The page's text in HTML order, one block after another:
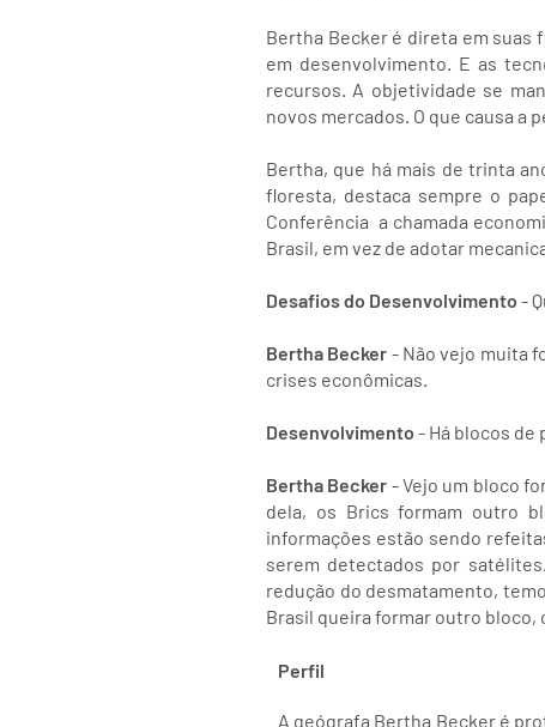
Bertha Becker é direta em suas
em desenvolvimento. E as
recursos. A objetividade se
novos mercados. O que causa a
Bertha, que há mais de trinta
floresta, destaca sempre o
Conferência  a chamada
Brasil, em vez de adotar
Desafios do Desenvolvimento -
Bertha Becker - Não vejo muita
crises econômicas.
Desenvolvimento - Há blocos de
Bertha Becker - Vejo um bloco
dela, os Brics formam outro
informações estão sendo
serem detectados por
redução do desmatamento,
Brasil queira formar outro bloco,
Perfil
A geógrafa Bertha Becker é